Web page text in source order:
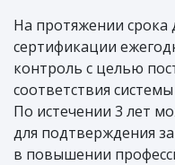
На протяжении срока
сертификации
контроль с целью
соответствия
По истечении 3 лет
для подтверждения
в повышении